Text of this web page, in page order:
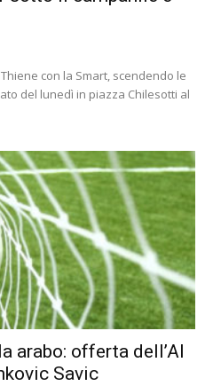
con la Smart, scendendo le
del lunedì in piazza Chilesotti al
arabo: offerta dell’Al
Savic